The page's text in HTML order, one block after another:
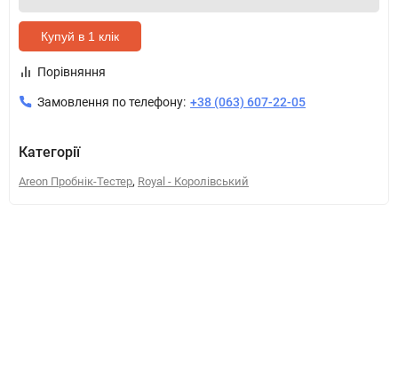
Купуй в 1 клік
Порівняння
Замовлення по телефону: +38 (063) 607-22-05
Категорії
Areon Пробнік-Тестер, Royal - Королівський